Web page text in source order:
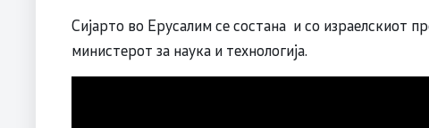
Сијарто во Ерусалим се состана и со израелскиот
министерот за наука и технологија.